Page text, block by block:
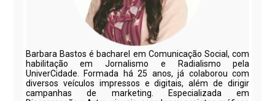
Barbara Bastos é bacharel em Comunicação Social, com
habilitação em Jornalismo e Radialismo pela
UniverCidade. Formada há 25 anos, já colaborou com
diversos veículos impressos e digitais, além de dirigir
campanhas de marketing. Especializada em